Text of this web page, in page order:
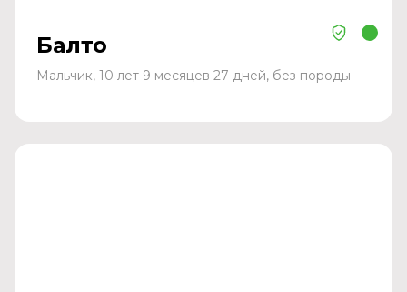
Балто
Мальчик, 10 лет 9 месяцев 27 дней, без породы